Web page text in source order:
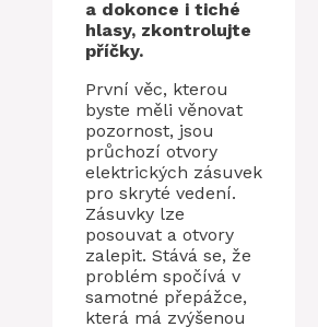
a dokonce i tiché
hlasy, zkontrolujte
příčky.
První věc, kterou
byste měli věnovat
pozornost, jsou
průchozí otvory
elektrických zásuvek
pro skryté vedení.
Zásuvky lze
posouvat a otvory
zalepit. Stává se, že
problém spočívá v
samotné přepážce,
která má zvýšenou